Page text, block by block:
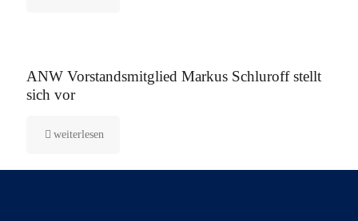
ANW Vorstandsmitglied Markus Schluroff stellt
sich vor
weiterlesen